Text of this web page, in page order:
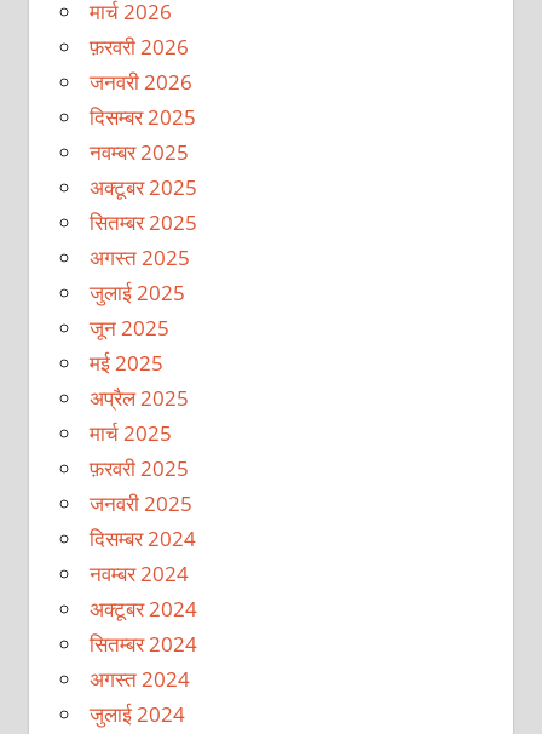
मार्च 2026
फ़रवरी 2026
जनवरी 2026
दिसम्बर 2025
नवम्बर 2025
अक्टूबर 2025
सितम्बर 2025
अगस्त 2025
जुलाई 2025
जून 2025
मई 2025
अप्रैल 2025
मार्च 2025
फ़रवरी 2025
जनवरी 2025
दिसम्बर 2024
नवम्बर 2024
अक्टूबर 2024
सितम्बर 2024
अगस्त 2024
जुलाई 2024